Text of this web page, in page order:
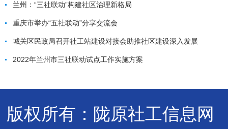
兰州：“三社联动”构建社区治理新格局
重庆市举办“五社联动”分享交流会
城关区民政局召开社工站建设对接会助推社区建设深入发展
2022年兰州市三社联动试点工作实施方案
版权所有：陇原社工信息